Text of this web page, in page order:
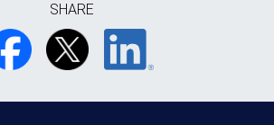
SHARE